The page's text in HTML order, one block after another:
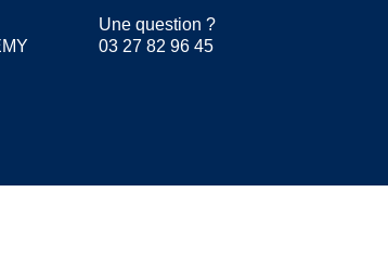
Une question ?
03 27 82 96 45